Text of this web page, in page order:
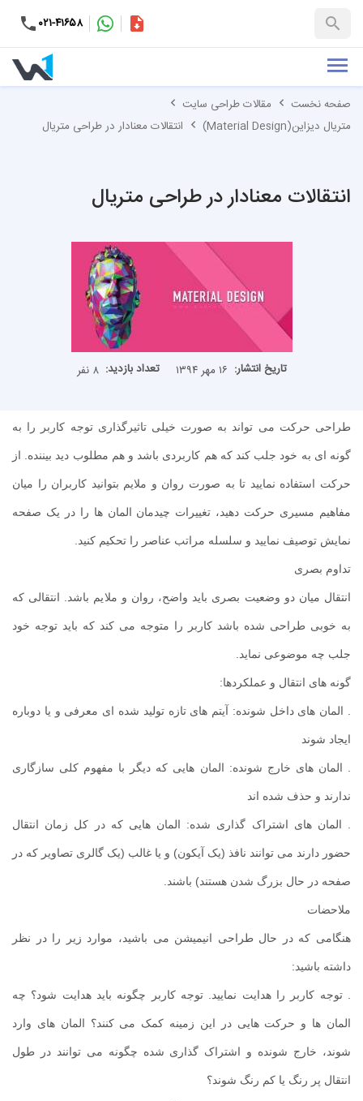
۰۲۱-۴۱۶۵۸
+۹۸-کاتالوگ
صفحه نخست
مقالات طراحی سایت
متریال دیزاین(Material Design)
انتقالات معنادار در طراحی متریال
انتقالات معنادار در طراحی متریال
تاریخ انتشار: ۱۶ مهر ۱۳۹۴ تعداد بازدید: ۸ نفر
طراحی حرکت می تواند به صورت خیلی تاثیرگذاری توجه کاربر را به
گونه ای به خود جلب کند که هم کاربردی باشد و هم مطلوب دید بیننده. از
حرکت استفاده نمایید تا به صورت روان و ملایم بتوانید کاربران را میان
مفاهیم مسیری حرکت دهید، تغییرات چیدمان المان ها را در یک صفحه
نمایش توصیف نمایید و سلسله مراتب عناصر را تحکیم کنید.
تداوم بصری
انتقال میان دو وضعیت بصری باید واضح، روان و ملایم باشد. انتقالی که
به خوبی طراحی شده باشد کاربر را متوجه می کند که باید توجه خود
جلب چه موضوعی نماید.
گونه های انتقال و عملکردها:
. المان های داخل شونده: آیتم های تازه تولید شده ای معرفی و یا دوباره
ایجاد شوند
. المان های خارج شونده: المان هایی که دیگر با مفهوم کلی سازگاری
ندارند و حذف شده اند
. المان های اشتراک گذاری شده: المان هایی که در کل زمان انتقال
حضور دارند می توانند نافذ (یک آیکون) و یا غالب (یک گالری تصاویر که در
صفحه در حال بزرگ شدن هستند) باشند.
ملاحضات
هنگامی که در حال طراحی انیمیشن می باشید، موارد زیر را در نظر
داشته باشید:
. توجه کاربر را هدایت نمایید. توجه کاربر چگونه باید هدایت شود؟ چه
المان ها و حرکت هایی در این زمینه کمک می کنند؟ المان های وارد
شوند، خارج شونده و اشتراک گذاری شده چگونه می توانند در طول
انتقال پر رنگ یا کم رنگ شوند؟